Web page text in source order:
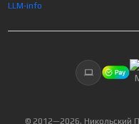
LLM-info
© 2012—2026, Никольский